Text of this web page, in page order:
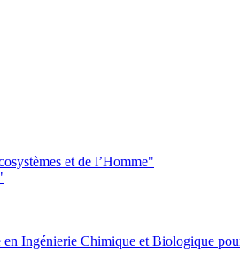
et de l’Homme"
Ingénierie Chimique et Biologique